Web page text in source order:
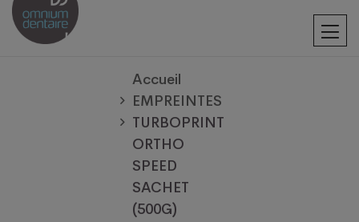
Accueil
EMPREINTES
TURBOPRINT
ORTHO
SPEED
SACHET
(500G)